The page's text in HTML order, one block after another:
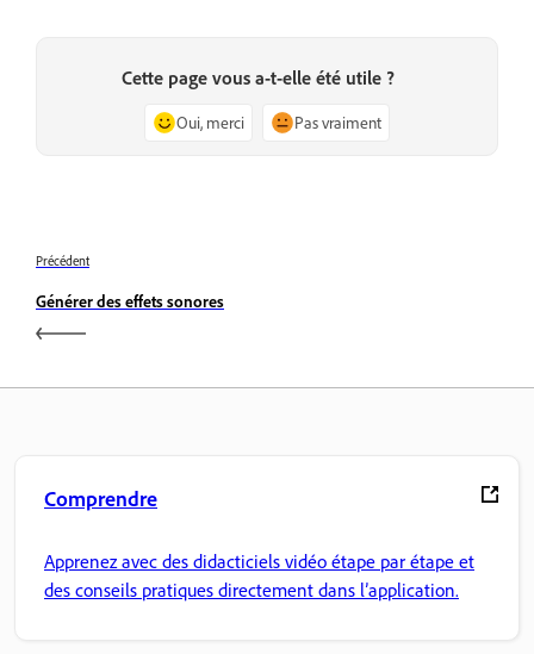
Cette page vous a-t-elle été utile ?
Oui, merci Pas vraiment
Précédent
Générer des effets sonores
Comprendre
Apprenez avec des didacticiels vidéo étape par étape et
des conseils pratiques directement dans l’application.